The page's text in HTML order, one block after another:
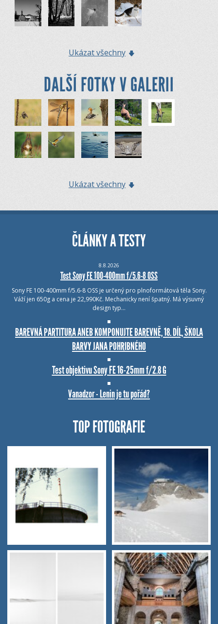
Ukázat všechny
DALŠÍ FOTKY V GALERII
Ukázat všechny
ČLÁNKY A TESTY
8.8.2026
Test Sony FE 100-400mm f/5.6-8 OSS
Sony FE 100-400mm f/5.6-8 OSS je určený pro plnoformátová těla Sony.
Váží jen 650g a cena je 22,990Kč. Mechanicky není špatný. Má výsuvný
design typ…
BAREVNÁ PARTITURA ANEB KOMPONUJTE BAREVNĚ, 18. DÍL, ŠKOLA
BARVY JANA POHRIBNÉHO
Test objektivu Sony FE 16-25mm f/2.8 G
Vanadzor - Lenin je tu pořád?
TOP FOTOGRAFIE